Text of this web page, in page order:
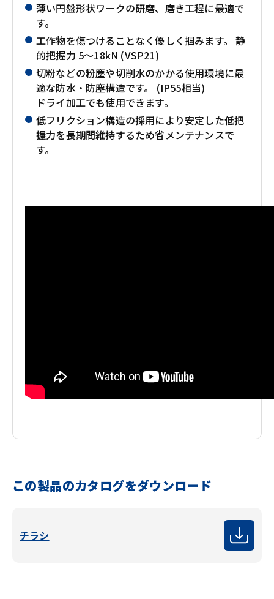
薄い円盤形状ワークの研磨、磨き工程に最適で
す。
工作物を傷つけることなく優しく掴みます。 静
的把握力 5～18kN (VSP21)
切粉などの粉塵や切削水のかかる使用環境に最
適な防水・防塵構造です。 (IP55相当)
ドライ加工でも使用できます。
低フリクション構造の採用により安定した低把
握力を長期間維持するため省メンテナンスで
す。
この製品のカタログをダウンロード
チラシ